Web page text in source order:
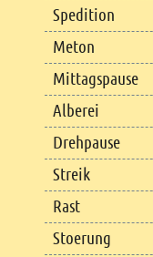
Spedition
Meton
Mittagspause
Alberei
Drehpause
Streik
Rast
Stoerung